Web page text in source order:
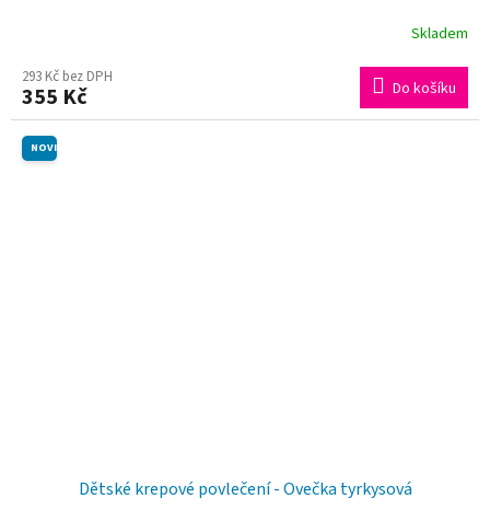
Skladem
293 Kč bez DPH
355 Kč Do košíku
NOVINKA
Dětské krepové povlečení - Ovečka tyrkysová